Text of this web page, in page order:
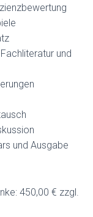
und
und Ausgabe
450,00 € zzgl.